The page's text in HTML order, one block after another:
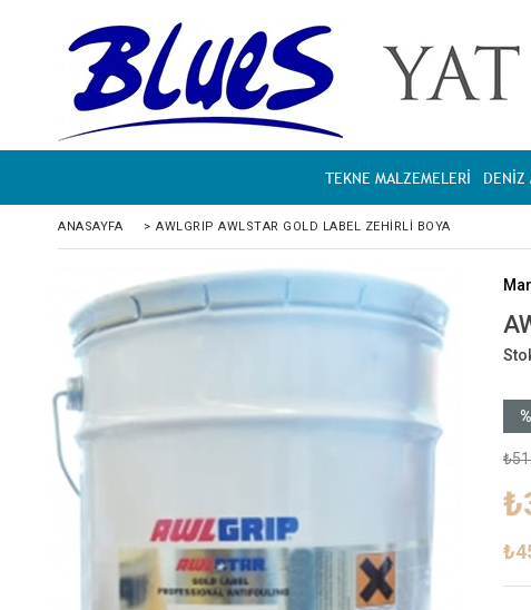
TEKNE MALZEMELERİ DENİZ
ANASAYFA > AWLGRIP AWLSTAR GOLD LABEL ZEHIRLI BOYA
%